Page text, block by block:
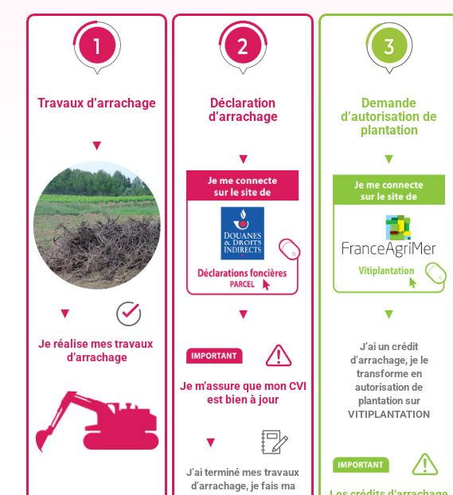
Travaux d’arrachage
Je réalise mes travaux
d’arrachage
Déclaration
d’arrachage
Je m’assure que mon CVI
est bien à jour
J’ai terminé mes travaux
d’arrachage, je fais ma
Demande
d’autorisation de
plantation
J’ai un crédit
d’arrachage, je le
transforme en
autorisation de
plantation sur
VITIPLANTATION